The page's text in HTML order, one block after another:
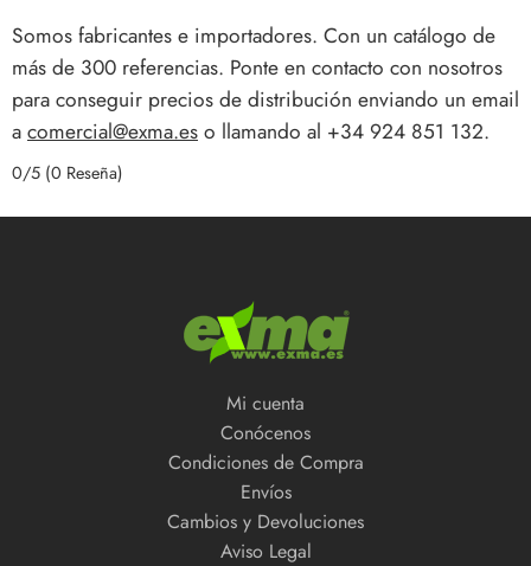
Somos fabricantes e importadores. Con un catálogo de
más de 300 referencias. Ponte en contacto con nosotros
para conseguir precios de distribución enviando un email
acomercial@exma.eso llamando al +34 924 851 132.
0/5 (0 Reseña)
Mi cuenta
Conócenos
Condiciones de Compra
Envíos
Cambios y Devoluciones
Aviso Legal